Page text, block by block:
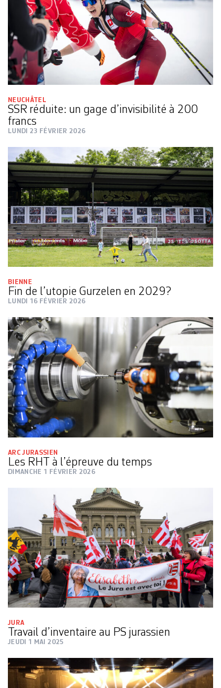
NEUCHÂTEL
SSR réduite: un gage d’invisibilité à 200
francs
LUNDI 23 FÉVRIER 2026
BIENNE
Fin de l’utopie Gurzelen en 2029?
LUNDI 16 FÉVRIER 2026
ARC JURASSIEN
Les RHT à l’épreuve du temps
DIMANCHE 1 FÉVRIER 2026
JURA
Travail d’inventaire au PS jurassien
JEUDI 1 MAI 2025